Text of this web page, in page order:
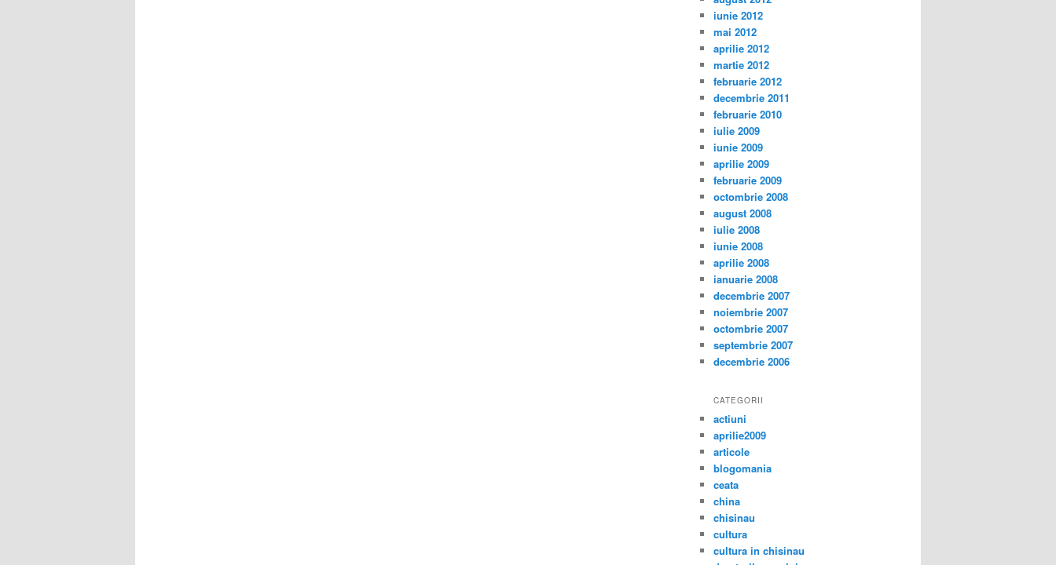
iunie 2012
mai 2012
aprilie 2012
martie 2012
februarie 2012
decembrie 2011
februarie 2010
iulie 2009
iunie 2009
aprilie 2009
februarie 2009
octombrie 2008
august 2008
iulie 2008
iunie 2008
aprilie 2008
ianuarie 2008
decembrie 2007
noiembrie 2007
octombrie 2007
septembrie 2007
decembrie 2006
CATEGORII
actiuni
aprilie2009
articole
blogomania
ceata
china
chisinau
cultura
cultura in chisinau